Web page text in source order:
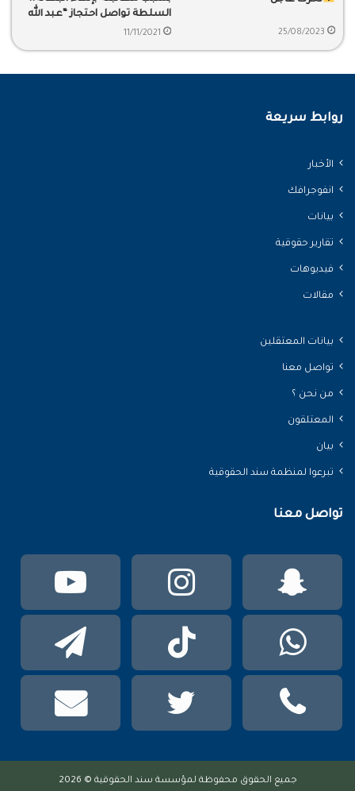
25/08/2023
السلطة تواصل احتجاز “عبد الله
جيلان”
11/11/2021
روابط سريعة
الأخبار
انفوجرافك
بيانات
تقارير حقوقية
فيديوهات
مقالات
بيانات المعتقلين
تواصل معنا
من نحن ؟
المعتلقون
بيان
تبرعوا لمنظمة سند الحقوقية
تواصل معنا
انستقرام
سناب
TikTok
واتساب
عربي
phone
جميع الحقوق محفوظة لمؤسسة سند الحقوقية © 2026